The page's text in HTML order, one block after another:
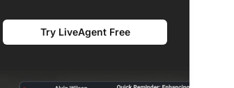
Try LiveAgent Free